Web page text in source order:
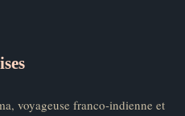
voyageuse franco-indienne et